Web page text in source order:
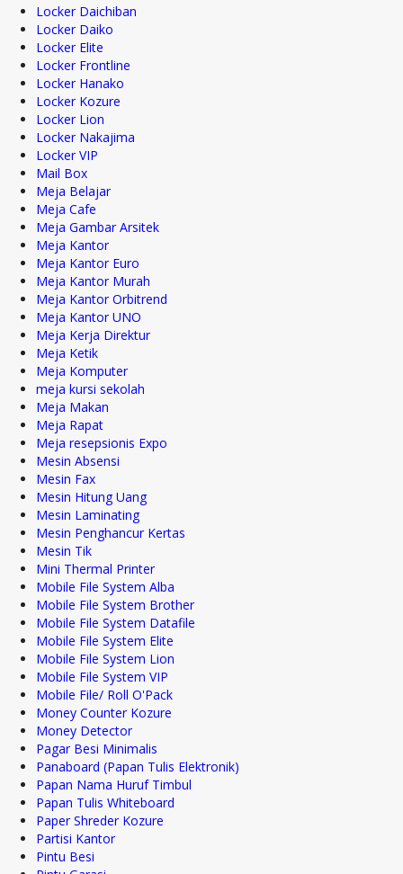
Locker Daichiban
Locker Daiko
Locker Elite
Locker Frontline
Locker Hanako
Locker Kozure
Locker Lion
Locker Nakajima
Locker VIP
Mail Box
Meja Belajar
Meja Cafe
Meja Gambar Arsitek
Meja Kantor
Meja Kantor Euro
Meja Kantor Murah
Meja Kantor Orbitrend
Meja Kantor UNO
Meja Kerja Direktur
Meja Ketik
Meja Komputer
meja kursi sekolah
Meja Makan
Meja Rapat
Meja resepsionis Expo
Mesin Absensi
Mesin Fax
Mesin Hitung Uang
Mesin Laminating
Mesin Penghancur Kertas
Mesin Tik
Mini Thermal Printer
Mobile File System Alba
Mobile File System Brother
Mobile File System Datafile
Mobile File System Elite
Mobile File System Lion
Mobile File System VIP
Mobile File/ Roll O'Pack
Money Counter Kozure
Money Detector
Pagar Besi Minimalis
Panaboard (Papan Tulis Elektronik)
Papan Nama Huruf Timbul
Papan Tulis Whiteboard
Paper Shreder Kozure
Partisi Kantor
Pintu Besi